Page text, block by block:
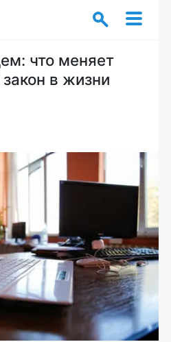
что меняет
в жизни